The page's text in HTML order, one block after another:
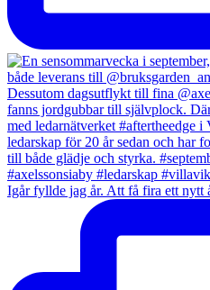
Igår fyllde jag år. Att få fira ett nytt